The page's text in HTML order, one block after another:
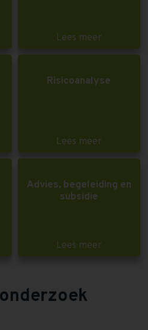
Lees meer
Risicoanalyse
Lees meer
Advies, begeleiding en
subsidie
Lees meer